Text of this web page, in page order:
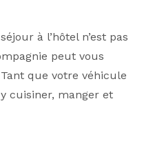
à l’hôtel n’est pas
peut vous
que votre véhicule
cuisiner, manger et